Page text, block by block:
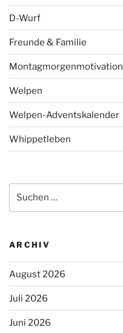
D-Wurf
Freunde & Familie
Montagmorgenmotivation
Welpen
Welpen-Adventskalender
Whippetleben
nach:
ARCHIV
August 2026
Juli 2026
Juni 2026